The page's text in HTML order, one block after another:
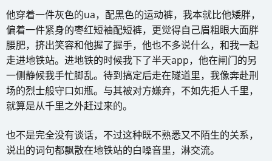
他穿着一件灰色的ua，配黑色的运动裤，我本就比他矮胖，
偏着一件紧身的枣红短袖配短裤，更觉得自己眉粗眼大面胖
腰肥，挤出笑容和他握了握手，他也不多说什么，和我一起
走进地铁站。进地铁的时候我下了半天app，他在闸门的另
一侧静候我手忙脚乱。待到搞定后走在隧道里，我像奔赴刑
场的烈士般守口如瓶。与其被对方嫌弃，不如先拒人千里，
就算是从千里之外赶过来的。
也不是完全没有谈话，不过这种既不熟悉又不陌生的关系，
说出的词句都飘散在地铁站的白噪音里，淋交流。